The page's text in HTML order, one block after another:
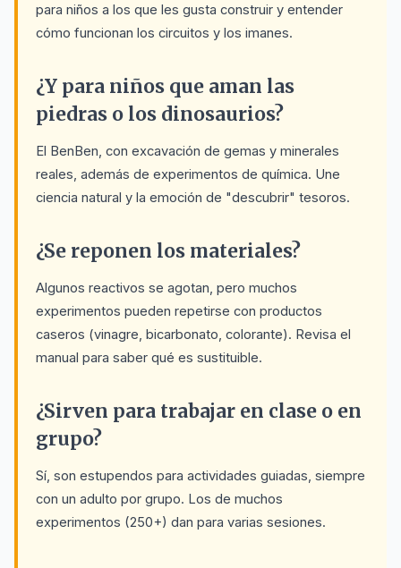
para niños a los que les gusta construir y entender
cómo funcionan los circuitos y los imanes.
¿Y para niños que aman las
piedras o los dinosaurios?
El BenBen, con excavación de gemas y minerales
reales, además de experimentos de química. Une
ciencia natural y la emoción de "descubrir" tesoros.
¿Se reponen los materiales?
Algunos reactivos se agotan, pero muchos
experimentos pueden repetirse con productos
caseros (vinagre, bicarbonato, colorante). Revisa el
manual para saber qué es sustituible.
¿Sirven para trabajar en clase o en
grupo?
Sí, son estupendos para actividades guiadas, siempre
con un adulto por grupo. Los de muchos
experimentos (250+) dan para varias sesiones.